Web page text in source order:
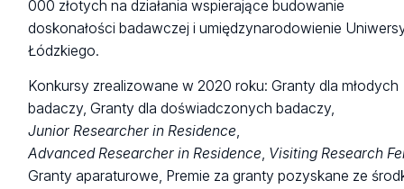
000 złotych na działania wspierające budowanie
doskonałości badawczej i umiędzynarodowienie
Łódzkiego.
Konkursy zrealizowane w 2020 roku: Granty dla młodych
badaczy, Granty dla doświadczonych badaczy,
Junior Researcher in Residence,
Advanced Researcher in Residence, Visiting Research
Granty aparaturowe, Premie za granty pozyskane ze